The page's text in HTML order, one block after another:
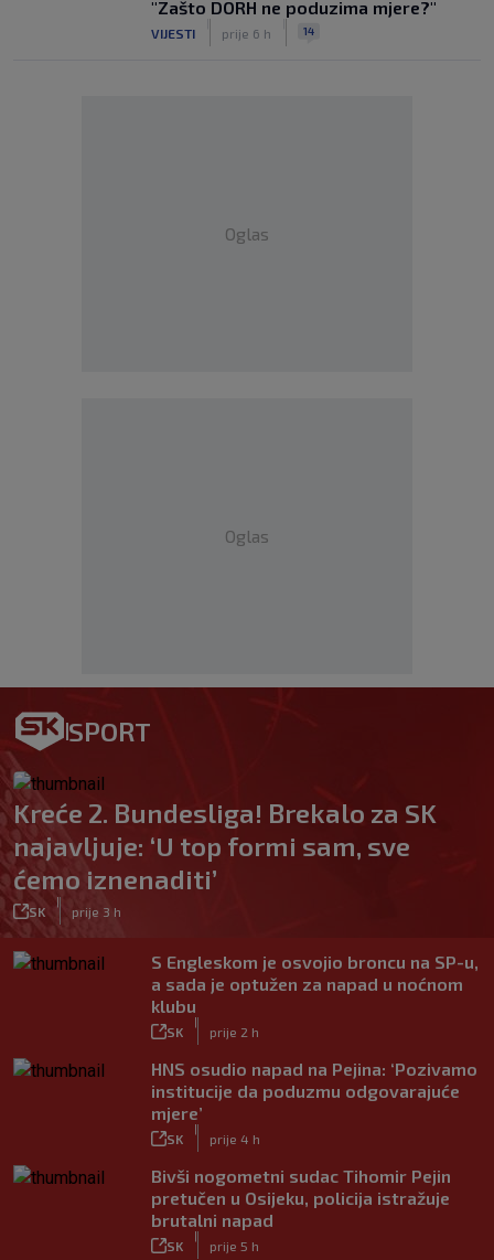
"Zašto DORH ne poduzima mjere?"
VIJESTI prije 6 h 14
Oglas
Oglas
SPORT
Kreće 2. Bundesliga! Brekalo za SK
najavljuje: ‘U top formi sam, sve
ćemo iznenaditi’
SK prije 3 h
S Engleskom je osvojio broncu na SP-u,
a sada je optužen za napad u noćnom
klubu
SK prije 2 h
HNS osudio napad na Pejina: ‘Pozivamo
institucije da poduzmu odgovarajuće
mjere’
SK prije 4 h
Bivši nogometni sudac Tihomir Pejin
pretučen u Osijeku, policija istražuje
brutalni napad
SK prije 5 h